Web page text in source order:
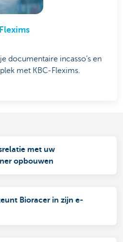
Flexims
documentaire incasso’s en
met KBC-Flexims.
met uw
opbouwen
Bioracer in zijn e-